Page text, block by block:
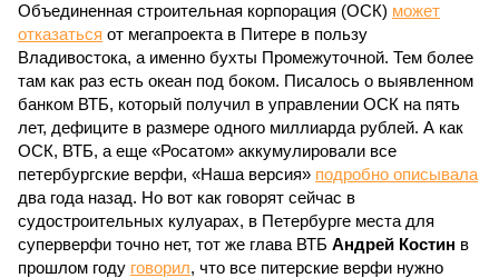
Объединенная строительная корпорация (ОСК) может
отказаться от мегапроекта в Питере в пользу
Владивостока, а именно бухты Промежуточной. Тем более
там как раз есть океан под боком. Писалось о выявленном
банком ВТБ, который получил в управлении ОСК на пять
лет, дефиците в размере одного миллиарда рублей. А как
ОСК, ВТБ, а еще «Росатом» аккумулировали все
петербургские верфи, «Наша версия» подробно описывала
два года назад. Но вот как говорят сейчас в
судостроительных кулуарах, в Петербурге места для
суперверфи точно нет, тот же глава ВТБ Андрей Костин в
прошлом году говорил, что все питерские верфи нужно